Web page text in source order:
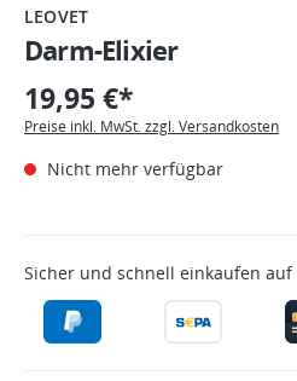
LEOVET
Darm-Elixier
19,95 €*
Preise inkl. MwSt. zzgl. Versandkosten
Nicht mehr verfügbar
Sicher und schnell einkaufen auf